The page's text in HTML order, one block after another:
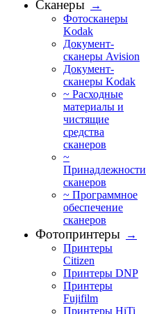
Сканеры
→
Фотосканеры
Kodak
Документ-
сканеры Avision
Документ-
сканеры Kodak
~ Расходные
материалы и
чистящие
средства
сканеров
~
Принадлежности
сканеров
~ Программное
обеспечение
сканеров
Фотопринтеры
→
Принтеры
Citizen
Принтеры DNP
Принтеры
Fujifilm
Принтеры HiTi